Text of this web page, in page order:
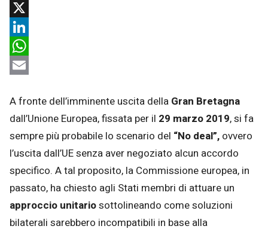
Facebook
X
LinkedIn
WhatsApp
A fronte dell’imminente uscita della Gran Bretagna
dall’Unione Europea, fissata per il 29 marzo 2019, si fa
sempre più probabile lo scenario del “No deal”, ovvero
l’uscita dall’UE senza aver negoziato alcun accordo
specifico. A tal proposito, la Commissione europea, in
passato, ha chiesto agli Stati membri di attuare un
approccio unitariosottolineando come soluzioni
bilaterali sarebbero incompatibili in base alla